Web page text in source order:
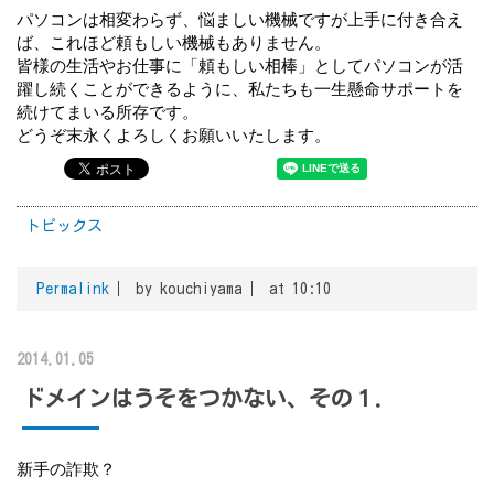
パソコンは相変わらず、悩ましい機械ですが上手に付き合え
ば、これほど頼もしい機械もありません。
皆様の生活やお仕事に「頼もしい相棒」としてパソコンが活
躍し続くことができるように、私たちも一生懸命サポートを
続けてまいる所存です。
どうぞ末永くよろしくお願いいたします。
トピックス
Permalink by kouchiyama at 10:10
2014.01.05
ドメインはうそをつかない、その１．
新手の詐欺？